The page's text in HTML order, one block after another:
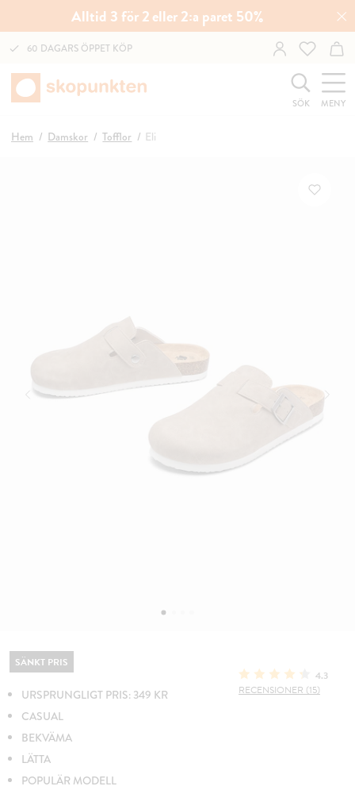
Alltid 3 för 2 eller 2:a paret 50%
60 DAGARS ÖPPET KÖP
SÖK MENY
Hem Damskor Tofflor Eli
SÄNKT PRIS
URSPRUNGLIGT PRIS: 349 KR
CASUAL
BEKVÄMA
LÄTTA
POPULÄR MODELL
4.3
RECENSIONER (15)